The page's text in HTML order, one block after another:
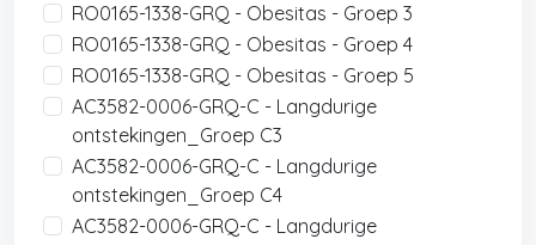
RO0165-1338-GRQ - Obesitas - Groep 3
RO0165-1338-GRQ - Obesitas - Groep 4
RO0165-1338-GRQ - Obesitas - Groep 5
AC3582-0006-GRQ-C - Langdurige
ontstekingen_Groep C3
AC3582-0006-GRQ-C - Langdurige
ontstekingen_Groep C4
AC3582-0006-GRQ-C - Langdurige